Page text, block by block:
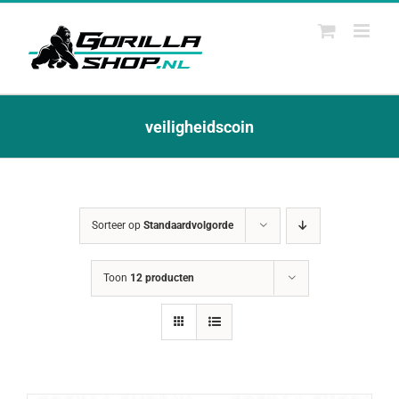
Ga
veiligheidscoin
Sorteer op Standaardvolgorde
Toon 12 producten